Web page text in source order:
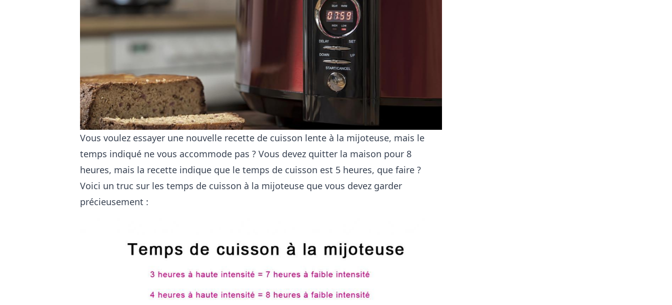
Vous voulez essayer une nouvelle recette de cuisson lente à la mijoteuse, mais le
temps indiqué ne vous accommode pas ? Vous devez quitter la maison pour 8
heures, mais la recette indique que le temps de cuisson est 5 heures, que faire ?
Voici un truc sur les temps de cuisson à la mijoteuse que vous devez garder
précieusement :